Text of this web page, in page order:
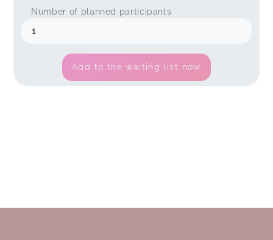
Number of planned participants
Add to the waiting list now